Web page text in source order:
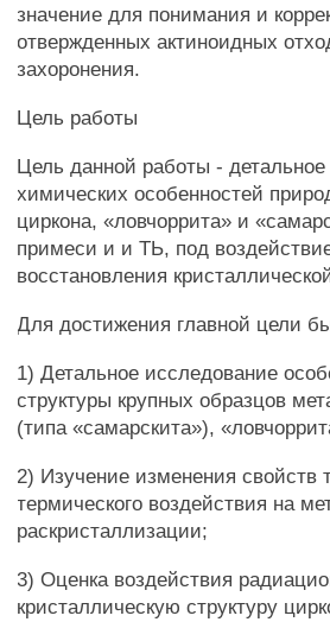
значение для понимания и
отвержденных актиноидных
захоронения.
Цель работы
Цель данной работы -
химических особенностей
циркона, «ловчоррита» и
примеси и и ТЬ, под
восстановления
Для достижения главной цели
1) Детальное исследование
структуры крупных образцов
(типа «самарскита»),
2) Изучение изменения свойств
термического воздействия на
раскристаллизации;
3) Оценка воздействия
кристаллическую структуру